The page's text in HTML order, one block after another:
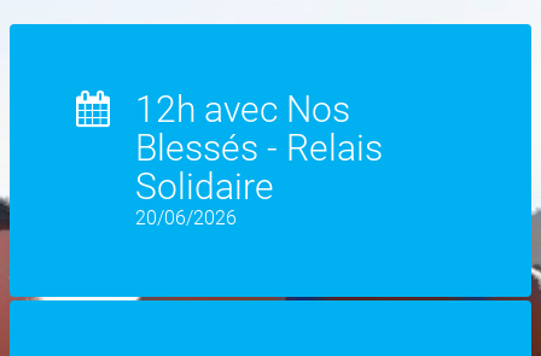
12h avec Nos
Blessés - Relais
Solidaire
20/06/2026